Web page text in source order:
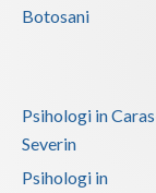
Botosani
Psihologi in
Severin
Psihologi in